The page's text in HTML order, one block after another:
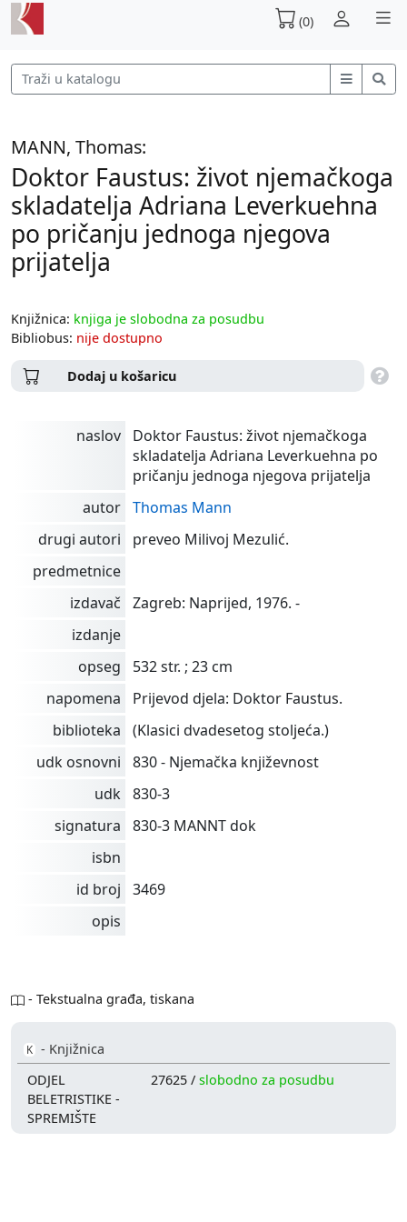
(0)
MANN, Thomas:
Doktor Faustus: život njemačkoga
skladatelja Adriana Leverkuehna
po pričanju jednoga njegova
prijatelja
Knjižnica: knjiga je slobodna za posudbu
Bibliobus: nije dostupno
Dodaj u košaricu
naslov
Doktor Faustus: život njemačkoga
skladatelja Adriana Leverkuehna po
pričanju jednoga njegova prijatelja
autor Thomas Mann
drugi autori
preveo Milivoj Mezulić.
predmetnice
izdavač
Zagreb: Naprijed, 1976. -
izdanje
opseg
532 str. ; 23 cm
napomena
Prijevod djela: Doktor Faustus.
biblioteka
(Klasici dvadesetog stoljeća.)
udk osnovni
830 - Njemačka književnost
udk 830-3
signatura
830-3 MANNT dok
isbn
id broj
3469
opis
- Tekstualna građa, tiskana
K - Knjižnica
ODJEL
BELETRISTIKE -
SPREMIŠTE
27625 /slobodno za posudbu